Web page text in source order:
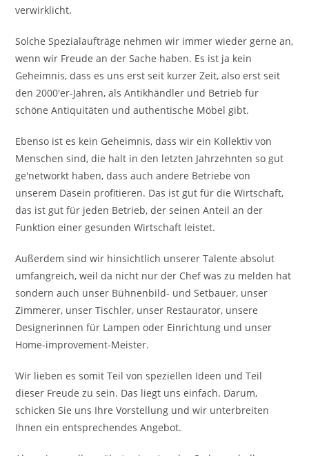
verwirklicht.
Solche Spezialaufträge nehmen wir immer wieder gerne an,
wenn wir Freude an der Sache haben. Es ist ja kein
Geheimnis, dass es uns erst seit kurzer Zeit, also erst seit
den 2000'er-Jahren, als Antikhändler und Betrieb für
schöne Antiquitäten und authentische Möbel gibt.
Ebenso ist es kein Geheimnis, dass wir ein Kollektiv von
Menschen sind, die halt in den letzten Jahrzehnten so gut
ge'networkt haben, dass auch andere Betriebe von
unserem Dasein profitieren. Das ist gut für die Wirtschaft,
das ist gut für jeden Betrieb, der seinen Anteil an der
Funktion einer gesunden Wirtschaft leistet.
Außerdem sind wir hinsichtlich unserer Talente absolut
umfangreich, weil da nicht nur der Chef was zu melden hat
sondern auch unser Bühnenbild- und Setbauer, unser
Zimmerer, unser Tischler, unser Restaurator, unsere
Designerinnen für Lampen oder Einrichtung und unser
Home-improvement-Meister.
Wir lieben es somit Teil von speziellen Ideen und Teil
dieser Freude zu sein. Das liegt uns einfach. Darum,
schicken Sie uns Ihre Vorstellung und wir unterbreiten
Ihnen ein entsprechendes Angebot.